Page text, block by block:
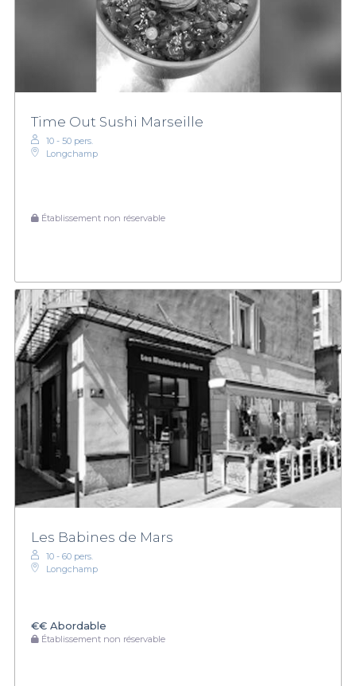
Time Out Sushi Marseille
10 - 50 pers.
Longchamp
Établissement non réservable
Les Babines de Mars
10 - 60 pers.
Longchamp
€€ Abordable
Établissement non réservable